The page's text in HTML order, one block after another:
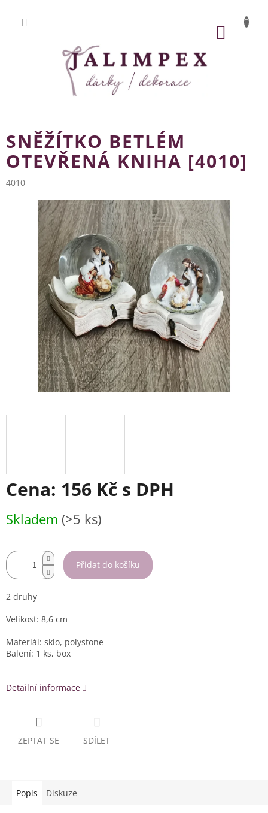
obsah
SNĚŽÍTKO BETLÉM
OTEVŘENÁ KNIHA [4010]
4010
Cena: 156 Kč s DPH
cena:
Skladem (>5 ks)
Přidat do košíku
2 druhy
Velikost: 8,6 cm
Materiál: sklo, polystone
Balení: 1 ks, box
Detailní informace
ZEPTAT SE SDÍLET
Popis Diskuze